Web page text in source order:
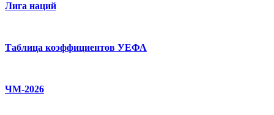
Лига наций
Таблица коэффициентов УЕФА
ЧМ-2026